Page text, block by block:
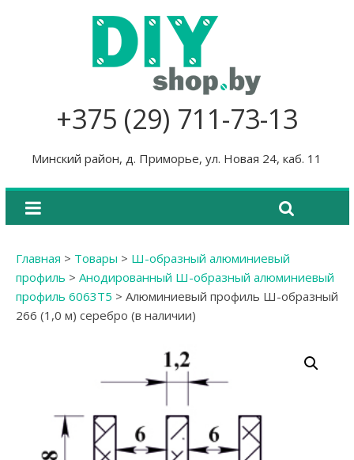
+375 (29) 711-73-13
Минский район, д. Приморье, ул. Новая 24, каб. 11
Главная > Товары > Ш-образный алюминиевый
профиль > Анодированный Ш-образный алюминиевый
профиль 6063Т5 > Алюминиевый профиль Ш-образный
266 (1,0 м) серебро (в наличии)